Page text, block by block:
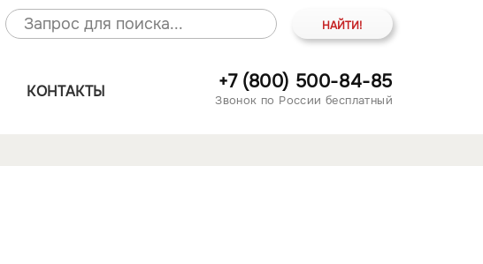
КОНТАКТЫ +7 (800) 500-84-85
Звонок по России бесплатный